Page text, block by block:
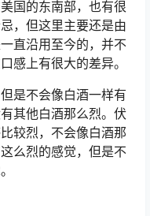
国的东南部，也有很
，但这里主要还是由
直沿用至今的，并不
感上有很大的差异。
是不会像白酒一样有
其他白酒那么烈。伏
较烈，不会像白酒那
么烈的感觉，但是不